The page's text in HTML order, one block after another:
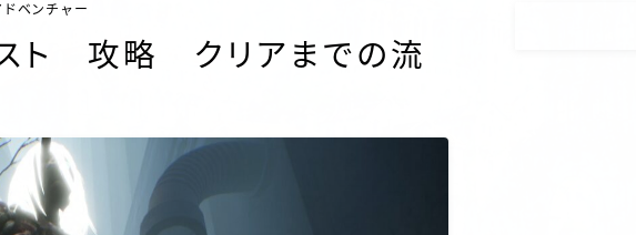
ベンチャー
ト 攻略 クリアまでの流